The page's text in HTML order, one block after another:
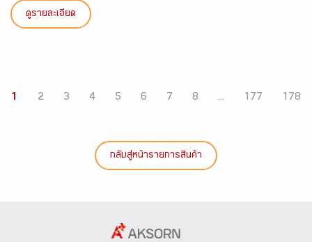
ดูรายละเอียด
1 2 3 4 5 6 7 8 ... 177 178
กลับสู่หน้ารายการสินค้า